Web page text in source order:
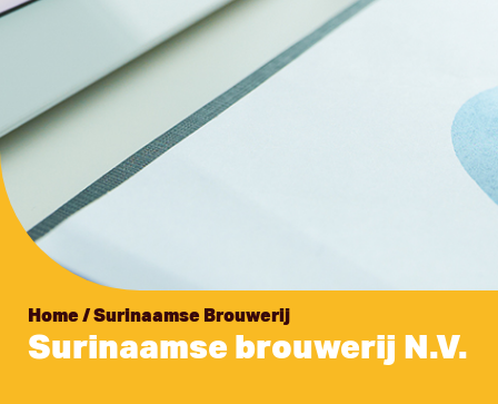
Home/Surinaamse Brouwerij
Surinaamse brouwerij N.V.